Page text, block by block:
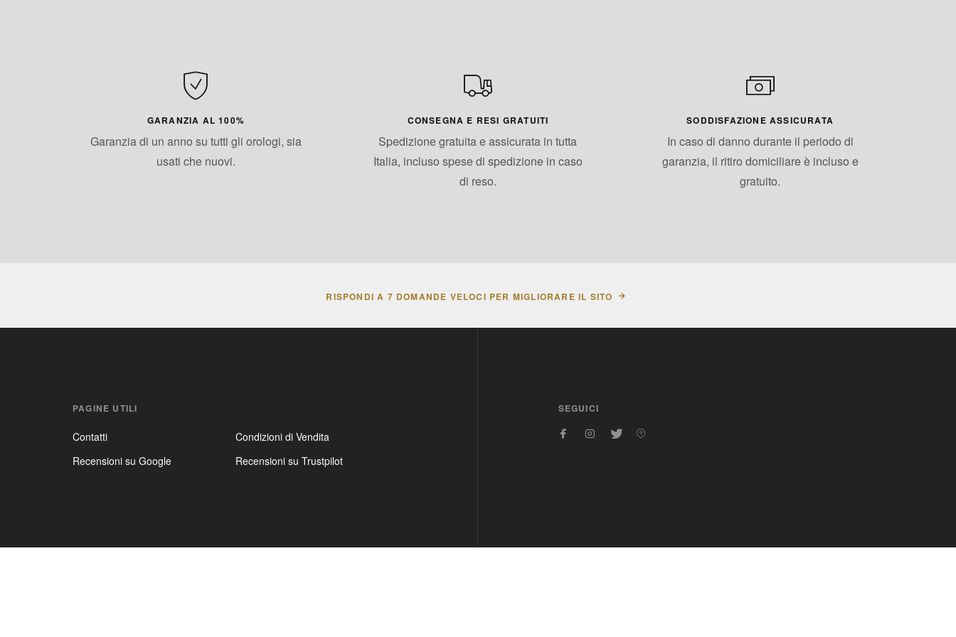
GARANZIA AL 100%
Garanzia di un anno su tutti gli orologi, sia
usati che nuovi.
CONSEGNA E RESI GRATUITI
Spedizione gratuita e assicurata in tutta
Italia, incluso spese di spedizione in caso
di reso.
SODDISFAZIONE ASSICURATA
In caso di danno durante il periodo di
garanzia, il ritiro domiciliare è incluso e
gratuito.
RISPONDI A 7 DOMANDE VELOCI PER MIGLIORARE IL SITO
PAGINE UTILI
Contatti
Condizioni di Vendita
Recensioni su Google
Recensioni su Trustpilot
SEGUICI